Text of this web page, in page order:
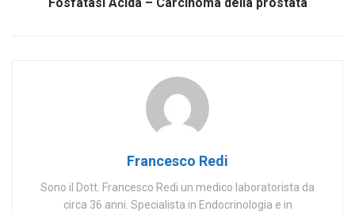
Fosfatasi Acida – Carcinoma della prostata
Francesco Redi
Sono il Dott. Francesco Redi un medico laboratorista da
circa 36 anni. Specialista in Endocrinologia e in